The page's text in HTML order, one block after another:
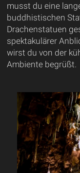
musst du eine
buddhistischen
Drachenstatuen
spektakulärer
wirst du von der
Ambiente begrüßt.